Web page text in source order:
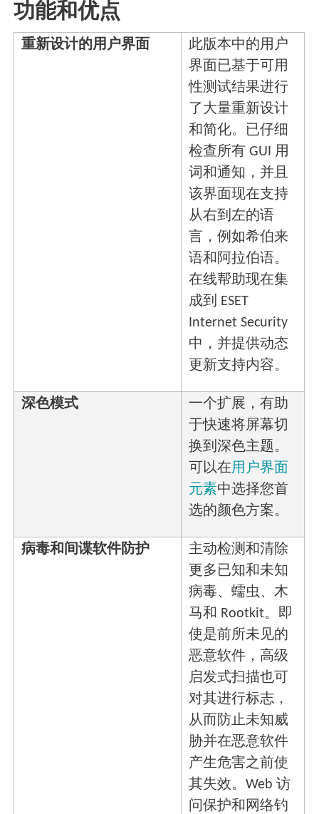
功能和优点
重新设计的用户界面
此版本中的用户
界面已基于可用
性测试结果进行
了大量重新设计
和简化。已仔细
检查所有 GUI 用
词和通知，并且
该界面现在支持
从右到左的语
言，例如希伯来
语和阿拉伯语。
在线帮助现在集
成到 ESET
Internet Security
中，并提供动态
更新支持内容。
深色模式
一个扩展，有助
于快速将屏幕切
换到深色主题。
可以在用户界面
元素中选择您首
选的颜色方案。
病毒和间谍软件防护
主动检测和清除
更多已知和未知
病毒、蠕虫、木
马和 Rootkit。即
使是前所未见的
恶意软件，高级
启发式扫描也可
对其进行标志，
从而防止未知威
胁并在恶意软件
产生危害之前使
其失效。Web 访
问保护和网络钓